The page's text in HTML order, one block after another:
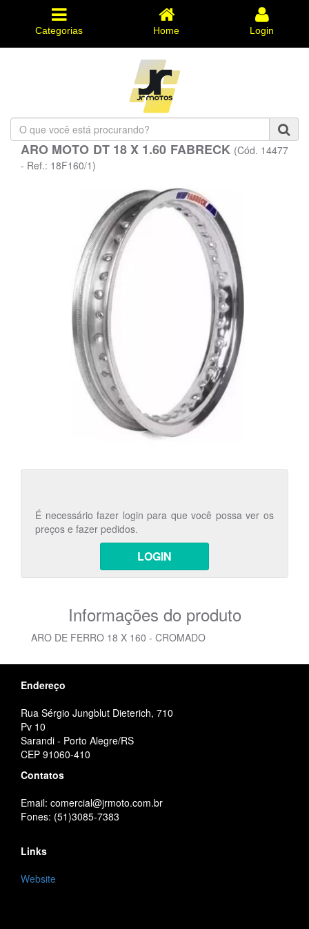
Categorias Home Login
O
que
você
está
ARO MOTO DT 18 X 1.60 FABRECK (Cód. 14477
- Ref.: 18F160/1)
É necessário fazer login para que você possa ver os
preços e fazer pedidos.
LOGIN
Informações do produto
ARO DE FERRO 18 X 160 - CROMADO
Endereço
Rua Sérgio Jungblut Dieterich, 710
Pv 10
Sarandi - Porto Alegre/RS
CEP 91060-410
Contatos
Email: comercial@jrmoto.com.br
Fones: (51)3085-7383
Links
Website